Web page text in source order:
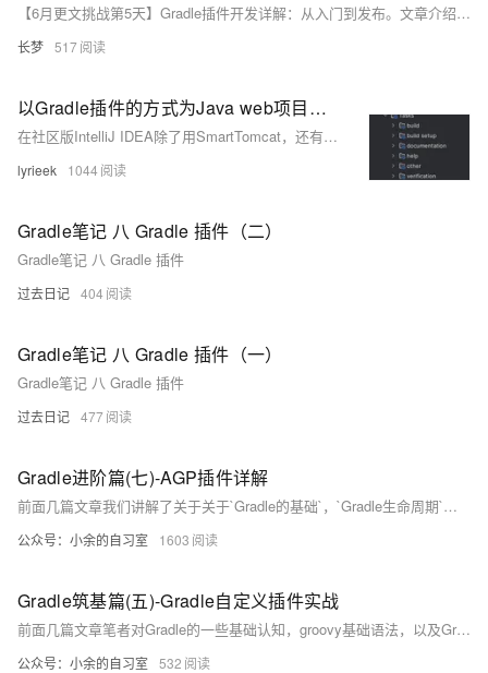
【6月更文挑战第5天】Gradle插件开发详解：从入门到发布。文章介绍如何创建自定义插件，强调依赖管理、任务命名和配置阶段的理解。示例代码展示插件实现及避免常见问题的方法。最后，讨论插件的发布与共享，助你提升构建效率并贡献于开发者社区。动手实践，打造强大Gradle插件！
长梦 517
以Gradle插件的方式为Java web项目启动Tomcat
在社区版IntelliJ IDEA除了用SmartTomcat，还有什么方式可以在可调试的情况下启动Tomcat呢，来试试com.bmuschko.tomcat插件吧
lyrieek 1044
Gradle笔记 八 Gradle 插件（二）
Gradle笔记 八 Gradle 插件
过去日记 404
Gradle笔记 八 Gradle 插件（一）
Gradle笔记 八 Gradle 插件
过去日记 477
Gradle进阶篇(七)-AGP插件详解
前面几篇文章我们讲解了关于关于`Gradle的基础`，`Gradle生命周期`，`Gradle相关Api`的讲解，以及`Gradle自定义插件`,`Gradle Maven仓库管理`.今天这篇文章我们来讲解下`Android Gradle Plugin`相关知识。
公众号：小余的自习室 1603
Gradle筑基篇(五)-Gradle自定义插件实战
前面几篇文章笔者对Gradle的一些基础认知，groovy基础语法，以及Gradle 项目中常用的一些api进行了讲解。今天笔者再来讲解一些关于`Gradle插件`的使用
公众号：小余的自习室 532